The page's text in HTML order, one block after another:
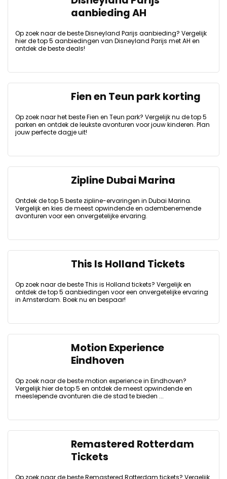
aanbieding AH
Op zoek naar de beste Disneyland Parijs aanbieding? Vergelijk
hier de top 5 aanbiedingen van Disneyland Parijs met AH en
ontdek de beste deals!
Fien en Teun park korting
Op zoek naar het beste Fien en Teun park? Vergelijk nu de top 5
parken en ontdek de leukste avonturen voor jouw kinderen. Plan
jouw perfecte dagje uit!
Zipline Dubai Marina
Ontdek de top 5 beste zipline-ervaringen in Dubai Marina.
Vergelijk en kies de meest opwindende en adembenemende
avonturen voor een onvergetelijke ervaring.
This Is Holland Tickets
Op zoek naar de beste This is Holland tickets? Vergelijk en
ontdek de top 5 aanbiedingen voor een onvergetelijke ervaring
in Amsterdam. Boek nu en bespaar!
Motion Experience
Eindhoven
Op zoek naar de beste motion experience in Eindhoven?
Vergelijk hier de top 5 en ontdek de meest opwindende en
meeslepende avonturen die de stad te bieden ...
Remastered Rotterdam
Tickets
Op zoek naar de beste Remastered Rotterdam tickets? Vergelijk